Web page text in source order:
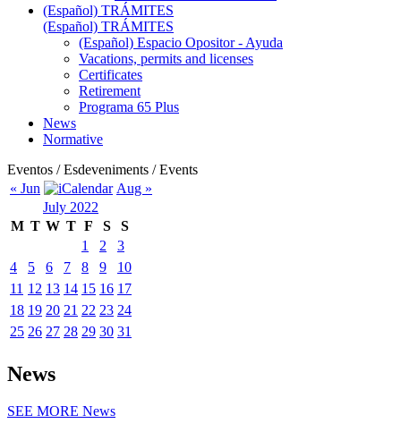
(Español) TRÁMITES
(Español) TRÁMITES
(Español) Espacio Opositor - Ayuda
Vacations, permits and licenses
Certificates
Retirement
Programa 65 Plus
News
Normative
Eventos / Esdeveniments / Events
« Jun
Aug »
July 2022
M T W T F S
S
1
2
3
4
5 6 7 8 9
10
11 12 13 14 15 16 17
18 19 20 21 22 23 24
25 26 27 28 29 30 31
News
SEE MORE News